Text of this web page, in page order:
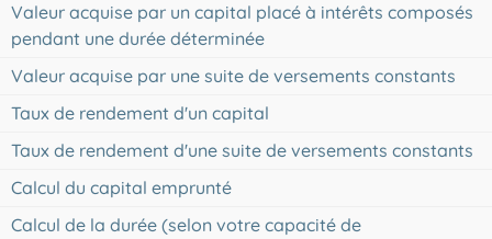
Valeur acquise par un capital placé à intérêts composés
pendant une durée déterminée
Valeur acquise par une suite de versements constants
Taux de rendement d'un capital
Taux de rendement d'une suite de versements constants
Calcul du capital emprunté
Calcul de la durée (selon votre capacité de